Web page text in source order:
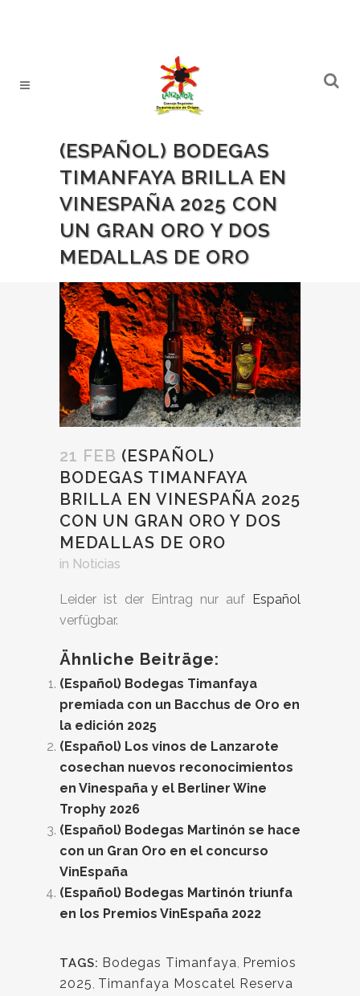
(ESPAÑOL) BODEGAS
TIMANFAYA BRILLA EN
VINESPAÑA 2025 CON
UN GRAN ORO Y DOS
MEDALLAS DE ORO
21 FEB (ESPAÑOL)
BODEGAS TIMANFAYA
BRILLA EN VINESPAÑA 2025
CON UN GRAN ORO Y DOS
MEDALLAS DE ORO
in Noticias
Leider ist der Eintrag nur auf
Español
verfügbar.
Ähnliche Beiträge:
(Español) Bodegas Timanfaya
premiada con un Bacchus de Oro en
la edición 2025
(Español) Los vinos de Lanzarote
cosechan nuevos reconocimientos
en Vinespaña y el Berliner Wine
Trophy 2026
(Español) Bodegas Martinón se hace
con un Gran Oro en el concurso
VinEspaña
(Español) Bodegas Martinón triunfa
en los Premios VinEspaña 2022
TAGS: Bodegas Timanfaya, Premios
2025, Timanfaya Moscatel Reserva